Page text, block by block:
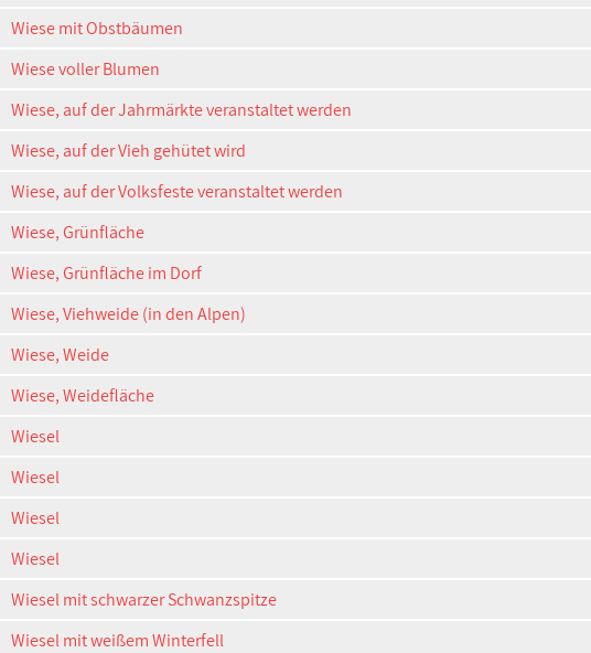
Wiese mit Obstbäumen
Wiese voller Blumen
Wiese, auf der Jahrmärkte veranstaltet werden
Wiese, auf der Vieh gehütet wird
Wiese, auf der Volksfeste veranstaltet werden
Wiese, Grünfläche
Wiese, Grünfläche im Dorf
Wiese, Viehweide (in den Alpen)
Wiese, Weide
Wiese, Weidefläche
Wiesel
Wiesel
Wiesel
Wiesel
Wiesel mit schwarzer Schwanzspitze
Wiesel mit weißem Winterfell